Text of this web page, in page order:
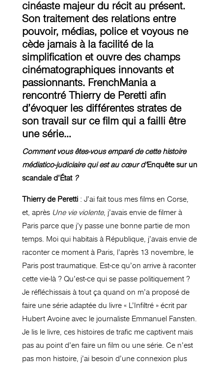
cinéaste majeur du récit au présent.
Son traitement des relations entre
pouvoir, médias, police et voyous ne
cède jamais à la facilité de la
simplification et ouvre des champs
cinématographiques innovants et
passionnants. FrenchMania a
rencontré Thierry de Peretti afin
d’évoquer les différentes strates de
son travail sur ce film qui a failli être
une série…
Comment vous êtes-vous emparé de cette histoire
médiatico-judiciaire qui est au cœur d’Enquête sur un
scandale d’État ?
Thierry de Peretti: J’ai fait tous mes films en Corse,
et, après Une vie violente, j’avais envie de filmer à
Paris parce que j’y passe une bonne partie de mon
temps. Moi qui habitais à République, j’avais envie de
raconter ce moment à Paris, l’après 13 novembre, le
Paris post traumatique. Est-ce qu’on arrive à raconter
cette vie-là ? Qu’est-ce qui se passe politiquement ?
Je réfléchissais à tout ça quand on m’a proposé de
faire une série adaptée du livre « L’Infiltré » écrit par
Hubert Avoine avec le journaliste Emmanuel Fansten.
Je lis le livre, ces histoires de trafic me captivent mais
pas au point d’en faire un film ou une série. Ce n’est
pas mon histoire, j’ai besoin d’une connexion plus